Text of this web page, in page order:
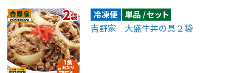
吉野家 大盛牛丼の具２袋